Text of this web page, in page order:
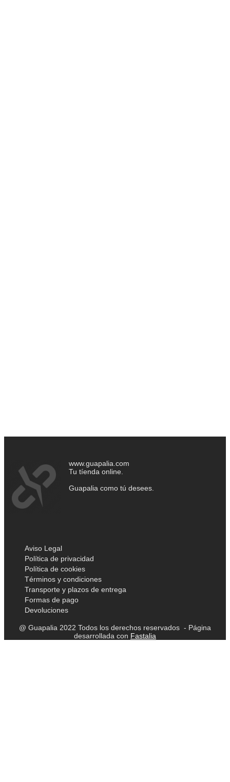
www.guapalia.com
Tu tíenda online.
Guapalia como tú desees.
Aviso Legal
Política de privacidad
Política de cookies
Términos y condiciones
Transporte y plazos de entrega
Formas de pago
Devoluciones
@ Guapalia 2022 Todos los derechos reservados - Página
desarrollada con Fastalia